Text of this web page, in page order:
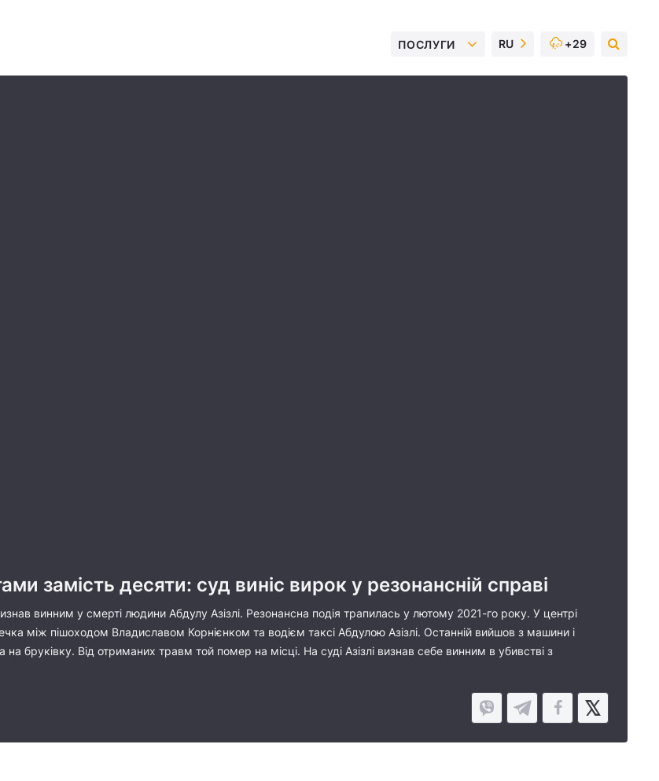
ПОСЛУГИ RU +29
замість десяти: суд виніс вирок у резонансній справі
винним у смерті людини Абдулу Азізлі. Резонансна подія трапилась у лютому 2021-го року. У центрі
між пішоходом Владиславом Корнієнком та водієм таксі Абдулою Азізлі. Останній вийшов з машини і
бруківку. Від отриманих травм той помер на місці. На суді Азізлі визнав себе винним в убивстві з